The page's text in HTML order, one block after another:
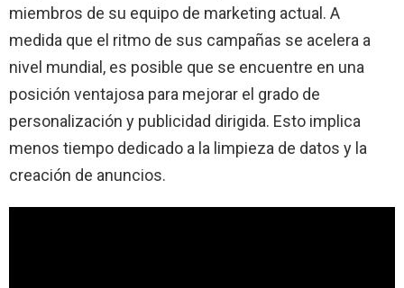
miembros de su equipo de marketing actual. A
medida que el ritmo de sus campañas se acelera a
nivel mundial, es posible que se encuentre en una
posición ventajosa para mejorar el grado de
personalización y publicidad dirigida. Esto implica
menos tiempo dedicado a la limpieza de datos y la
creación de anuncios.